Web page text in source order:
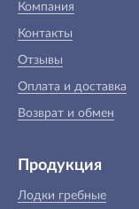
Компания
Контакты
Отзывы
Оплата и доставка
Возврат и обмен
Продукция
Лодки гребные